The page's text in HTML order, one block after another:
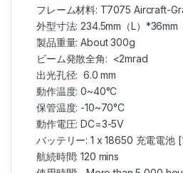
フレーム材料: T7075 Aircraft-
外型寸法: 234.5mm（L）*36mm
製品重量: About 300g
ビーム発散全角: <2mrad
出光孔径: 6.0 mm
動作温度: 0~40°C
保管温度: -10~70°C
動作電圧: DC=3-5V
バッテリー: 1 x18650 充電電池
航続時間: 120 mins